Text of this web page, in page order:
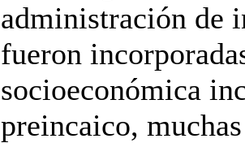
administración de
fueron
socioeconómica
preincaico,